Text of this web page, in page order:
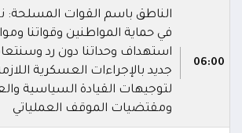
06:00
الناطق باسم القوات المسلحة:
في حماية المواطنين وقواتنا
استهداف وحداتنا دون رد
جديد بالإجراءات العسكرية
لتوجيهات القيادة السياسية
ومقتضيات الموقف العملياتي